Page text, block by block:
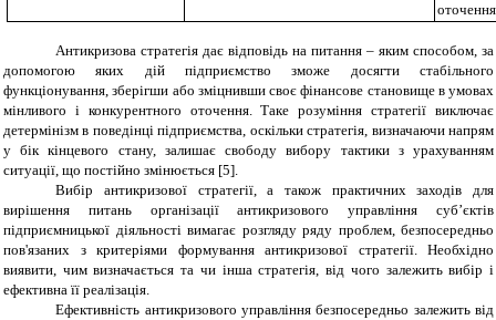
оточення
Антикризова стратегія дає відповідь на питання – яким способом, за
допомогою яких дій підприємство зможе досягти стабільного
функціонування, зберігши або зміцнивши своє фінансове становище в умовах
мінливого і конкурентного оточення. Таке розуміння стратегії виключає
детермінізм в поведінці підприємства, оскільки стратегія, визначаючи напрям
у бік кінцевого стану, залишає свободу вибору тактики з урахуванням
ситуації, що постійно змінюється [5].
Вибір антикризової стратегії, а також практичних заходів для
вирішення питань організації антикризового управління суб’єктів
підприємницької діяльності вимагає розгляду ряду проблем, безпосередньо
пов'язаних з критеріями формування антикризової стратегії. Необхідно
виявити, чим визначається та чи інша стратегія, від чого залежить вибір і
ефективна її реалізація.
Ефективність антикризового управління безпосередньо залежить від